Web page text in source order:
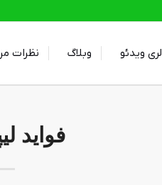
ویدئو وبلاگ نظرات
فواید